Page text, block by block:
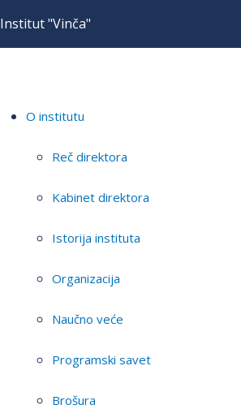
Institut "Vinča"
O institutu
Reč direktora
Kabinet direktora
Istorija instituta
Organizacija
Naučno veće
Programski savet
Brošura